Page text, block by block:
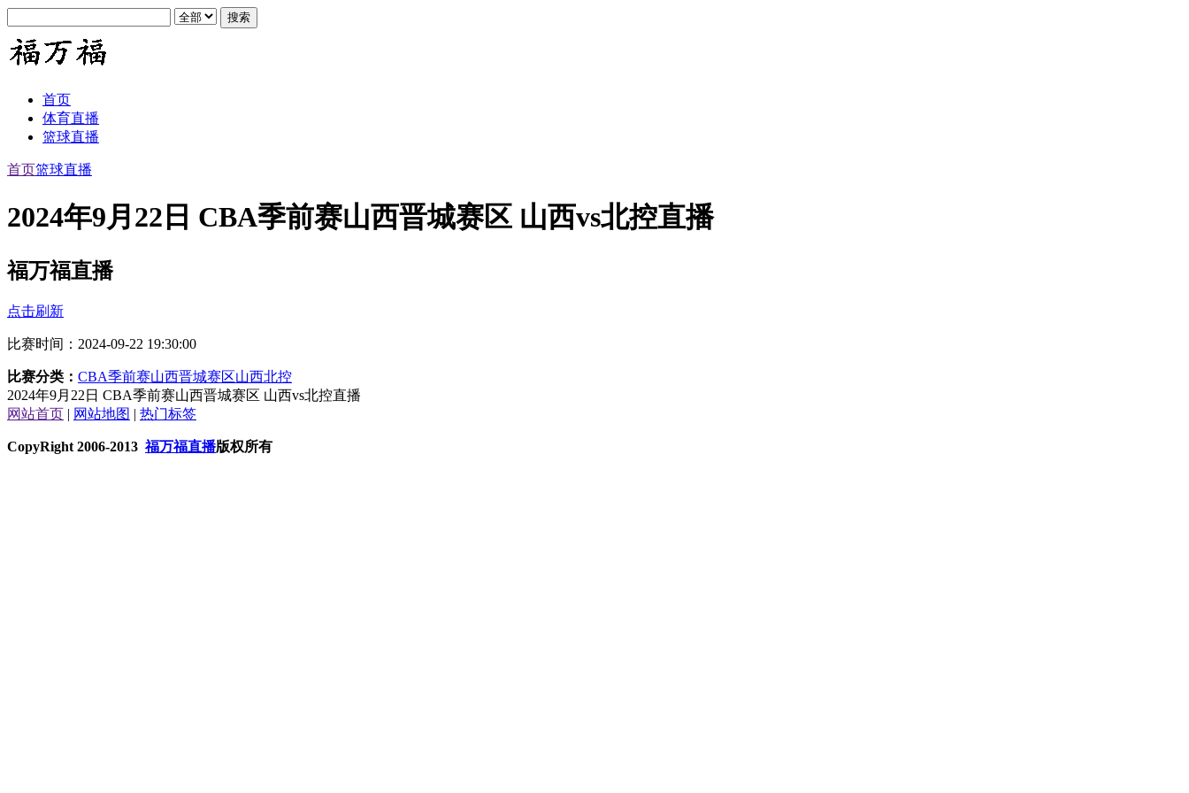
首页
体育直播
篮球直播
首页篮球直播
2024年9月22日 CBA季前赛山西晋城赛区 山西vs北控直播
福万福直播
点击刷新
比赛时间：2024-09-22 19:30:00
比赛分类： CBA季前赛山西晋城赛区山西北控
2024年9月22日 CBA季前赛山西晋城赛区 山西vs北控直播
网站首页 | 网站地图 | 热门标签
CopyRight 2006-2013福万福直播版权所有